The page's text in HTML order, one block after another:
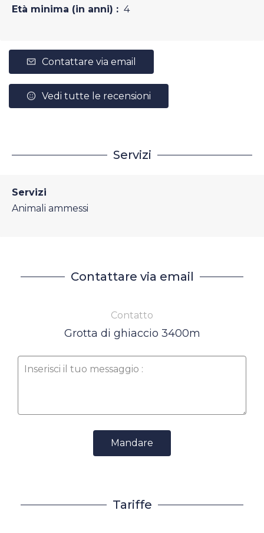
Età minima (in anni) : 4
Contattare via email
Vedi tutte le recensioni
Servizi
Servizi
Animali ammessi
Contattare via email
Contatto
Grotta di ghiaccio 3400m
Mandare
Tariffe